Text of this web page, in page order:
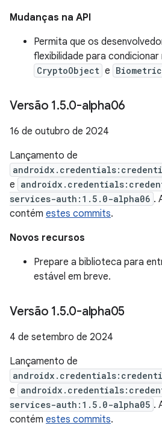
Mudanças na API
Permita que os
flexibilidade para
CryptoObject e
Versão 1.5.0-alpha06
16 de outubro de 2024
Lançamento de
e
services-auth:1.5.0-alpha06 .
contém estes commits.
Novos recursos
Prepare a biblioteca para
estável em breve.
Versão 1.5.0-alpha05
4 de setembro de 2024
Lançamento de
e
services-auth:1.5.0-alpha05 .
contém estes commits.